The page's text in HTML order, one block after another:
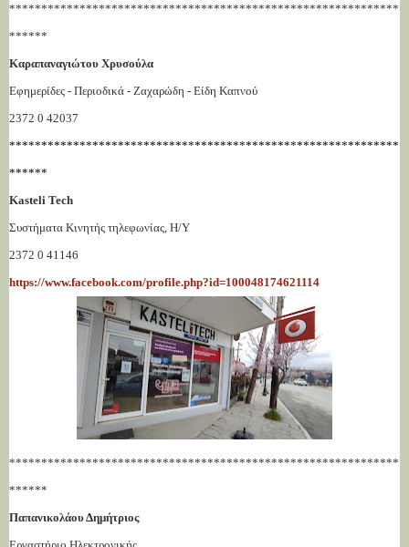
*************************************************************
******
Kαραπαναγιώτου Χρυσούλα
Εφημερίδες - Περιοδικά - Ζαχαρώδη - Είδη Καπνού
2372 0 42037
*************************************************************
******
Kasteli Tech
Συστήματα Κινητής τηλεφωνίας, Η/Υ
2372 0 41146
https://www.facebook.com/profile.php?id=100048174621114
*************************************************************
******
Παπανικολάου Δημήτριος